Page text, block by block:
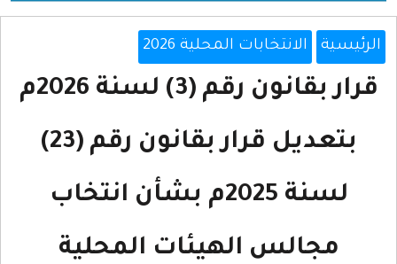
الرئيسية الانتخابات المحلية 2026
قرار بقانون رقم (3) لسنة 2026م
بتعديل قرار بقانون رقم (23)
لسنة 2025م بشأن انتخاب
مجالس الهيئات المحلية